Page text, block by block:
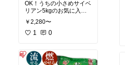
OK！うちの小さめサイベ
リアン5kgのお気に入
り。ベッドとして使って
ます。たまに研ぐ。
￥2,280〜
1 0